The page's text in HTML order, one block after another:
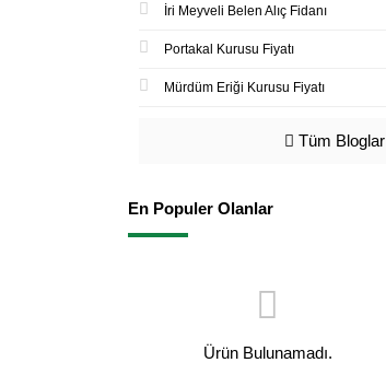
İri Meyveli Belen Alıç Fidanı
Portakal Kurusu Fiyatı
Mürdüm Eriği Kurusu Fiyatı
Tüm Bloglar
En Populer Olanlar
Ürün Bulunamadı.